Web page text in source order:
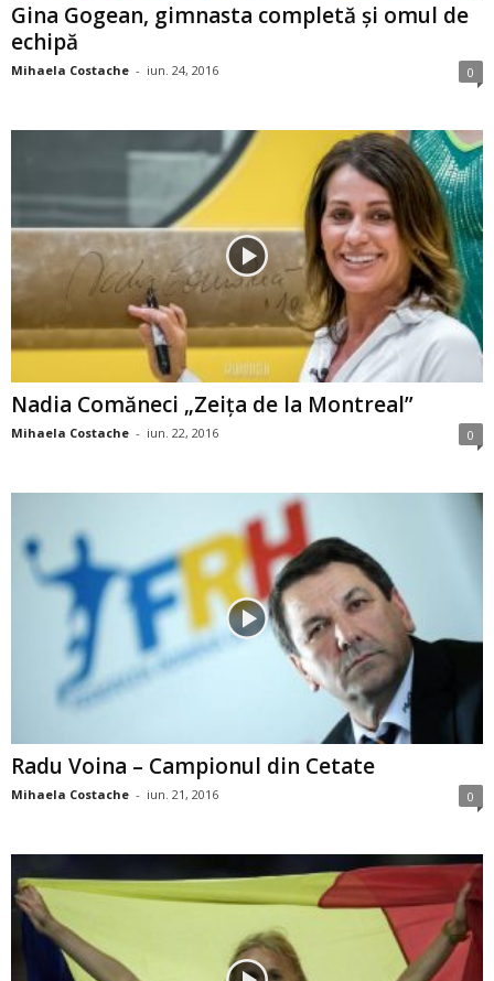
Gina Gogean, gimnasta completă și omul de
echipă
Mihaela Costache - iun. 24, 2016 0
Nadia Comăneci „Zeiţa de la Montreal”
Mihaela Costache - iun. 22, 2016 0
Radu Voina – Campionul din Cetate
Mihaela Costache - iun. 21, 2016 0